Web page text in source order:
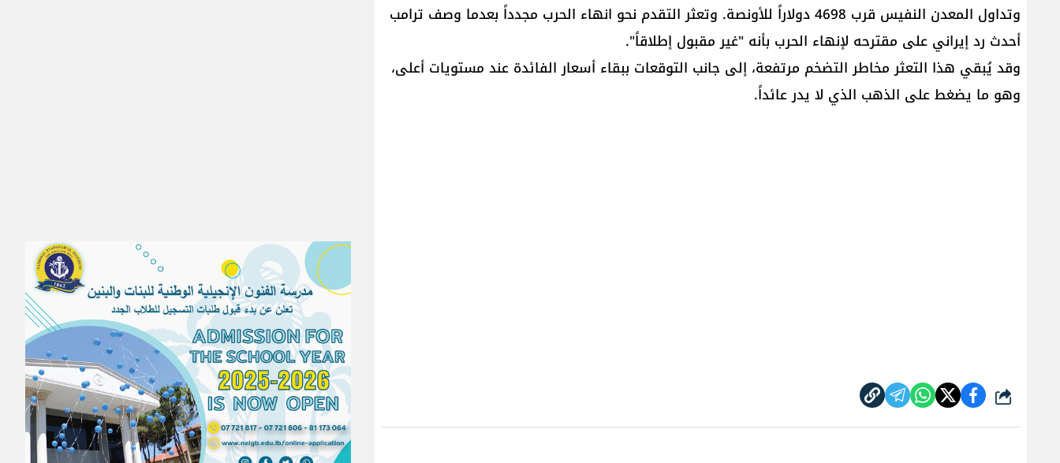
وتداول المعدن النفيس قرب 4698 دولاراً للأونصة. وتعثر التقدم نحو انهاء الحرب مجدداً بعدما وصف ترامب
أحدث رد إيراني على مقترحه لإنهاء الحرب بأنه "غير مقبول إطلاقاً".
وقد يُبقي هذا التعثر مخاطر التضخم مرتفعة، إلى جانب التوقعات ببقاء أسعار الفائدة عند مستويات أعلى،
وهو ما يضغط على الذهب الذي لا يدر عائداً.
شارك